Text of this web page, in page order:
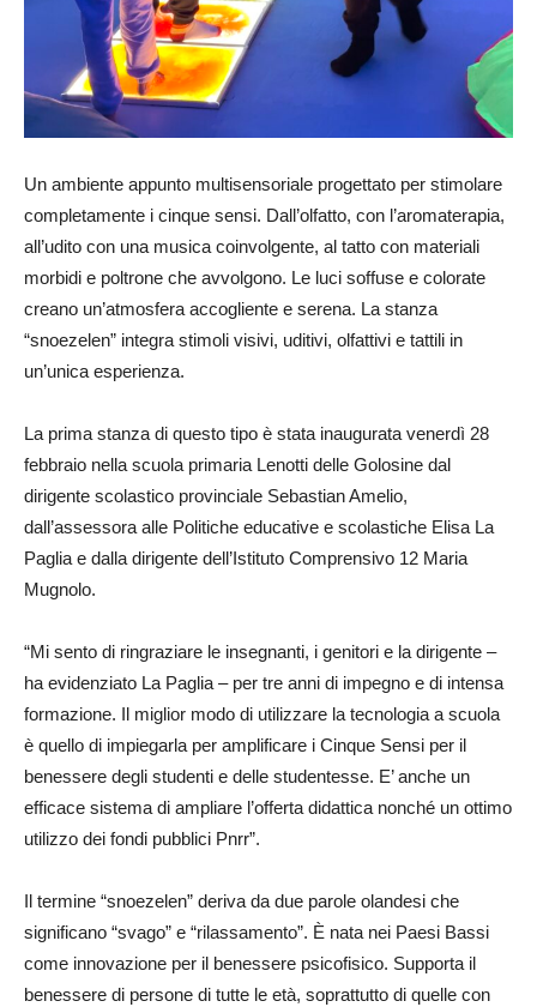
Un ambiente appunto multisensoriale progettato per stimolare
completamente i cinque sensi. Dall’olfatto, con l’aromaterapia,
all’udito con una musica coinvolgente, al tatto con materiali
morbidi e poltrone che avvolgono. Le luci soffuse e colorate
creano un’atmosfera accogliente e serena. La stanza
“snoezelen” integra stimoli visivi, uditivi, olfattivi e tattili in
un’unica esperienza.
La prima stanza di questo tipo è stata inaugurata venerdì 28
febbraio nella scuola primaria Lenotti delle Golosine dal
dirigente scolastico provinciale Sebastian Amelio,
dall’assessora alle Politiche educative e scolastiche Elisa La
Paglia e dalla dirigente dell’Istituto Comprensivo 12 Maria
Mugnolo.
“Mi sento di ringraziare le insegnanti, i genitori e la dirigente –
ha evidenziato La Paglia – per tre anni di impegno e di intensa
formazione. Il miglior modo di utilizzare la tecnologia a scuola
è quello di impiegarla per amplificare i Cinque Sensi per il
benessere degli studenti e delle studentesse. E’ anche un
efficace sistema di ampliare l’offerta didattica nonché un ottimo
utilizzo dei fondi pubblici Pnrr”.
Il termine “snoezelen” deriva da due parole olandesi che
significano “svago” e “rilassamento”. È nata nei Paesi Bassi
come innovazione per il benessere psicofisico. Supporta il
benessere di persone di tutte le età, soprattutto di quelle con